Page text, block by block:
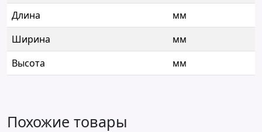
Длина
мм
Ширина
мм
Высота
мм
Похожие товары